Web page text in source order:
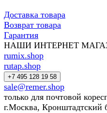
Доставка товара
Возврат товара
Гарантия
НАШИ ИНТЕРНЕТ
rumix.shop
rutap.shop
+7 495 128 19 58
sale@remer.shop
только для почтовой
г.Москва, Кронштадтский